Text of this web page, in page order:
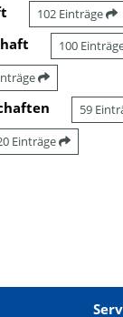
102 Einträge
100
59
Einträge